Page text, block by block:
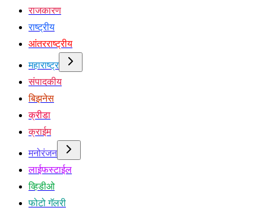
राजकारण
राष्ट्रीय
आंतरराष्ट्रीय
महाराष्ट्र
संपादकीय
बिझनेस
क्रीडा
क्राईम
मनोरंजन
लाईफस्टाईल
व्हिडीओ
फोटो गॅलरी